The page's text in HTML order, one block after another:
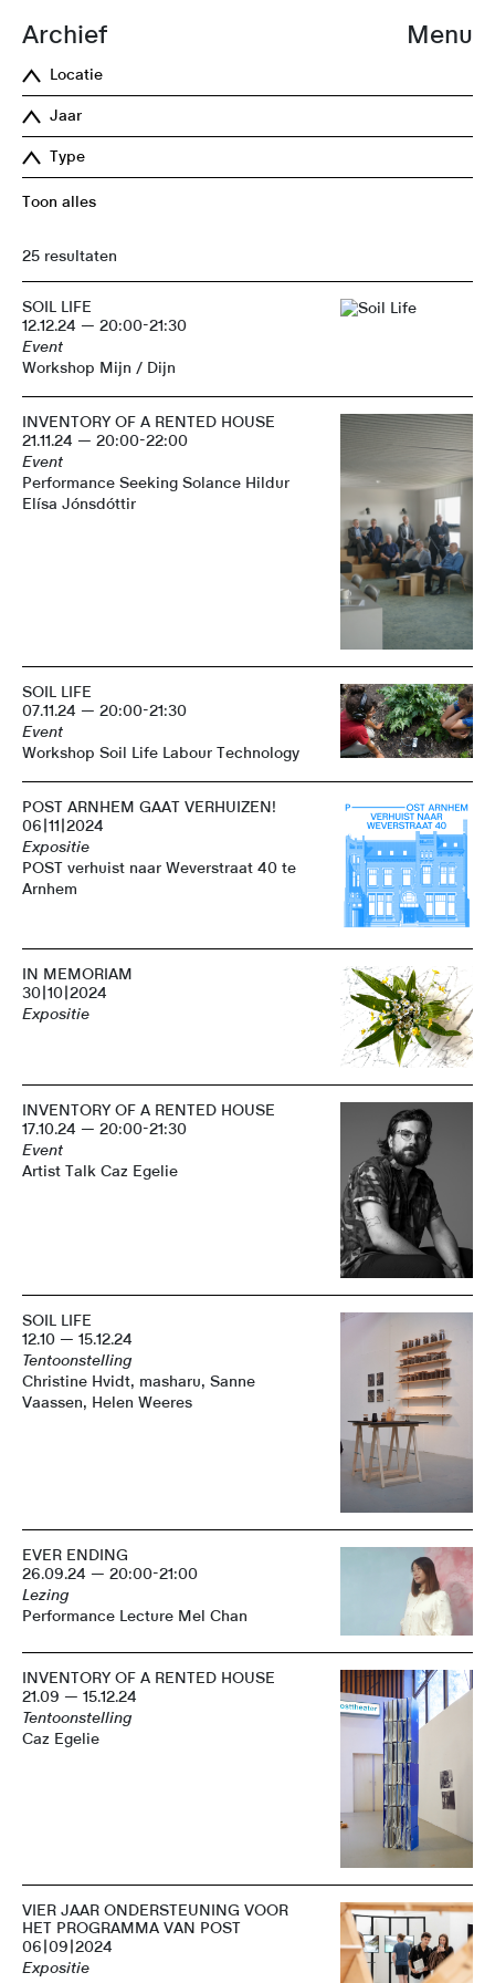
Menu
Archief
Locatie
Jaar
Type
Toon alles
25 resultaten
SOIL LIFE
12.12.24 — 20:00-21:30
Event
Workshop Mijn / Dijn
INVENTORY OF A RENTED HOUSE
21.11.24 — 20:00-22:00
Event
Performance Seeking Solance Hildur
Elísa Jónsdóttir
SOIL LIFE
07.11.24 — 20:00-21:30
Event
Workshop Soil Life Labour Technology
POST ARNHEM GAAT VERHUIZEN!
06|11|2024
Expositie
POST verhuist naar Weverstraat 40 te
Arnhem
IN MEMORIAM
30|10|2024
Expositie
INVENTORY OF A RENTED HOUSE
17.10.24 — 20:00-21:30
Event
Artist Talk Caz Egelie
SOIL LIFE
12.10 — 15.12.24
Tentoonstelling
Christine Hvidt, masharu, Sanne
Vaassen, Helen Weeres
EVER ENDING
26.09.24 — 20:00-21:00
Lezing
Performance Lecture Mel Chan
INVENTORY OF A RENTED HOUSE
21.09 — 15.12.24
Tentoonstelling
Caz Egelie
VIER JAAR ONDERSTEUNING VOOR
HET PROGRAMMA VAN POST
06|09|2024
Expositie